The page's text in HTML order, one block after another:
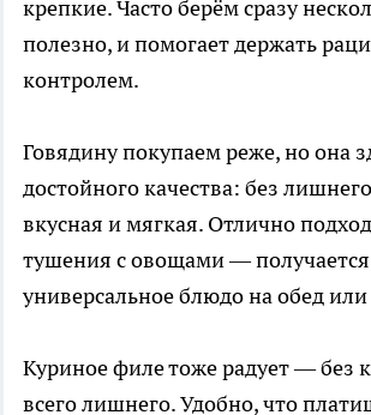
крепкие. Часто берём сразу
полезно, и помогает держать
контролем.
Говядину покупаем реже, но она
достойного качества: без
вкусная и мягкая. Отлично
тушения с овощами —
универсальное блюдо на обед
Куриное филе тоже радует — без
всего лишнего. Удобно, что